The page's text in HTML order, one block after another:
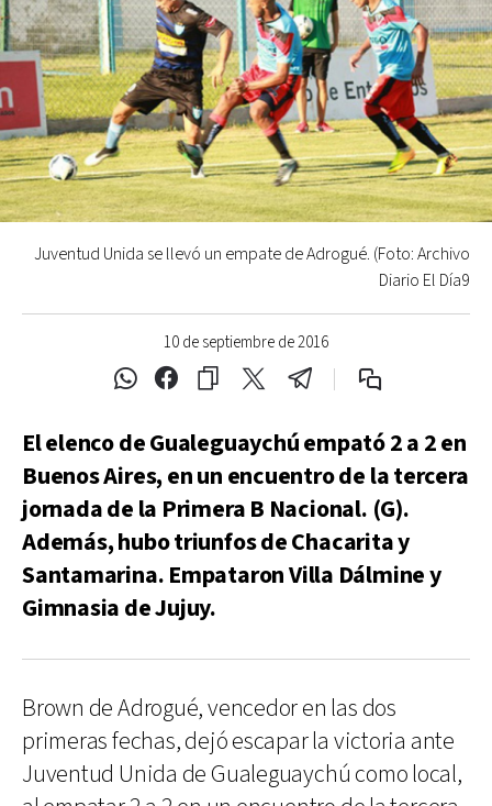
10 de septiembre de 2016
Juventud Unida se llevó un empate de Adrogué. (Foto: Archivo
Diario El Día9
El elenco de Gualeguaychú empató 2 a 2 en
Buenos Aires, en un encuentro de la tercera
jornada de la Primera B Nacional. (G).
Además, hubo triunfos de Chacarita y
Santamarina. Empataron Villa Dálmine y
Gimnasia de Jujuy.
Brown de Adrogué, vencedor en las dos
primeras fechas, dejó escapar la victoria ante
Juventud Unida de Gualeguaychú como local,